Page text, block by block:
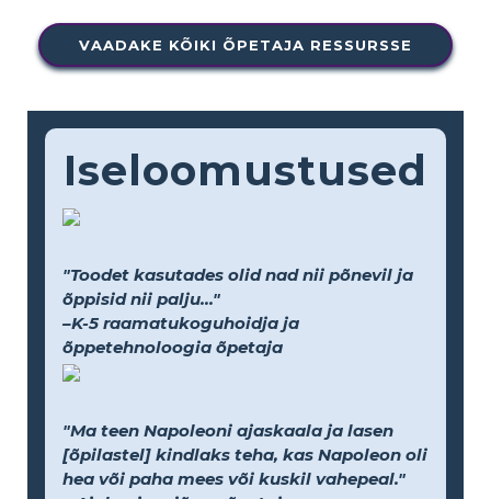
VAADAKE KÕIKI ÕPETAJA RESSURSSE
Iseloomustused
"Toodet kasutades olid nad nii põnevil ja
õppisid nii palju..."
–K-5 raamatukoguhoidja ja
õppetehnoloogia õpetaja
"Ma teen Napoleoni ajaskaala ja lasen
[õpilastel] kindlaks teha, kas Napoleon oli
hea või paha mees või kuskil vahepeal."